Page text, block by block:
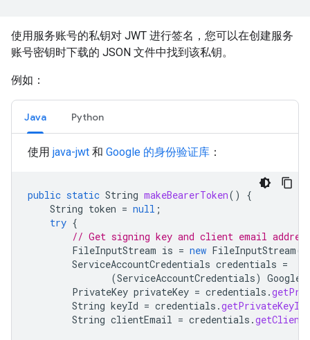
使用服务账号的私钥对 JWT 进行签名，您可以在创建服务
账号密钥时下载的 JSON 文件中找到该私钥。
例如：
Java Python
使用 java-jwt 和 Google 的身份验证库 ：
public static String makeBearerToken()
{
String token = null ;
try {
// Get signing key and client email
FileInputStream is = new FileInputStream(
ServiceAccountCredentials credentials =
(ServiceAccountCredentials)
PrivateKey privateKey = credentials .
String keyId = credentials .getPrivateKeyId
String clientEmail = credentials .